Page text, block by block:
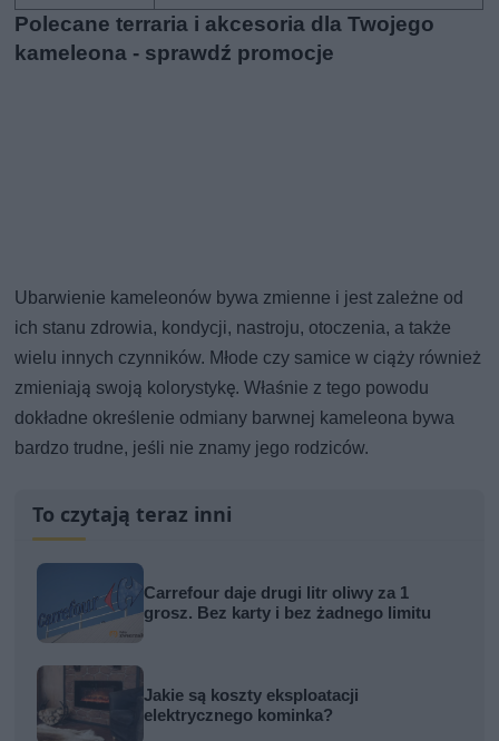
Polecane terraria i akcesoria dla Twojego
kameleona - sprawdź promocje
Ubarwienie kameleonów bywa zmienne i jest zależne od
ich stanu zdrowia, kondycji, nastroju, otoczenia, a także
wielu innych czynników. Młode czy samice w ciąży również
zmieniają swoją kolorystykę. Właśnie z tego powodu
dokładne określenie odmiany barwnej kameleona bywa
bardzo trudne, jeśli nie znamy jego rodziców.
To czytają teraz inni
Carrefour daje drugi litr oliwy za 1
grosz. Bez karty i bez żadnego limitu
Jakie są koszty eksploatacji
elektrycznego kominka?